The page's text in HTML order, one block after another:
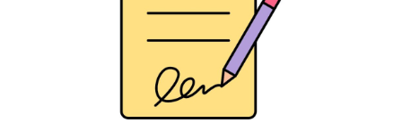
PODCAST CUB